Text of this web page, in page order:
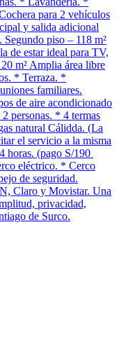
para 2 vehículos
y salida adicional
piso – 118 m²
de estar ideal para TV,
m² Amplia área libre
* Terraza. *
familiares.
de aire acondicionado
personas. * 4 termas
natural Cálidda. (La
el servicio a la misma
horas. (pago S/190
eléctrico. * Cerco
de seguridad.
Claro y Movistar. Una
privacidad,
de Surco.